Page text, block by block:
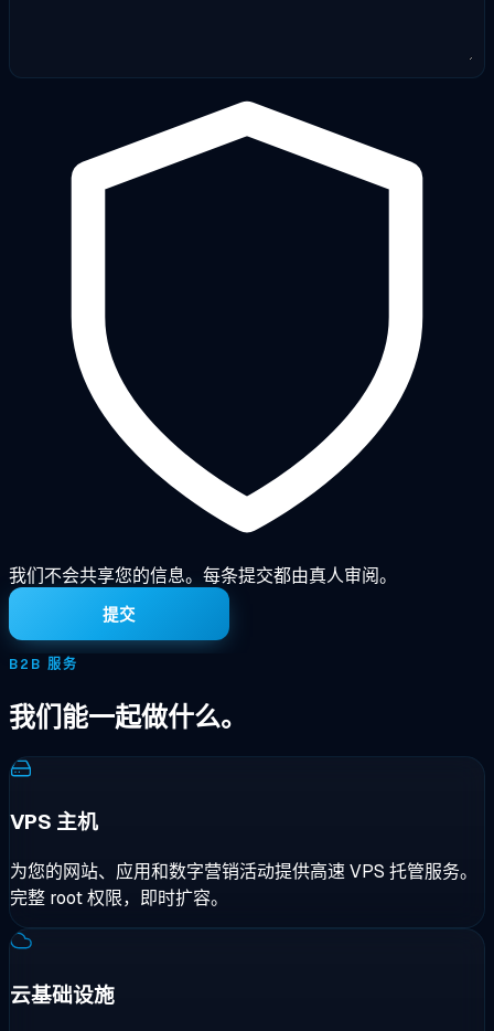
我们不会共享您的信息。每条提交都由真人审阅。
提交
B2B 服务
我们能一起做什么。
VPS 主机
为您的网站、应用和数字营销活动提供高速 VPS 托管服务。
完整 root 权限，即时扩容。
云基础设施